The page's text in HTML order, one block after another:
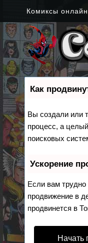
Комиксы онлайн
Как
Вы создали или
процесс, а
поисковых
Ускорение
Если вам трудно
продвижение в
продвинется в
Начать